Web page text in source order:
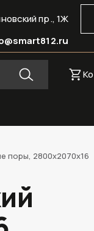
пр., 1Ж
поры, 2800х2070х16